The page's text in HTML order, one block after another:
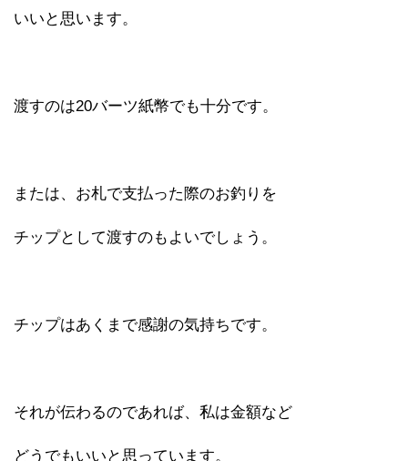
いいと思います。
渡すのは20バーツ紙幣でも十分です。
または、お札で支払った際のお釣りを
チップとして渡すのもよいでしょう。
チップはあくまで感謝の気持ちです。
それが伝わるのであれば、私は金額など
どうでもいいと思っています。